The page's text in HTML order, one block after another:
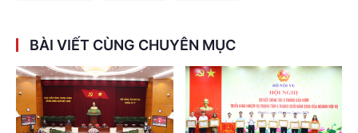
BÀI VIẾT CÙNG CHUYÊN MỤC